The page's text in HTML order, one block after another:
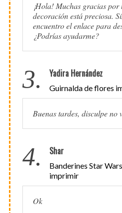
¡Hola! Muchas gracias
decoración está preciosa.
encuentro el enlace para
¿Podrías ayudarme?
3. Yadira Hernández
Guirnalda de flores
Buenas tardes, disculpe no
4. Shar
Banderines Star
imprimir
Ok